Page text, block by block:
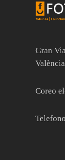
Gran
Coreo